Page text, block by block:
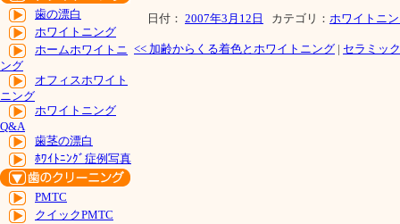
歯の漂白
ホワイトニング
ホームホワイトニ
ング
オフィスホワイト
ニング
ホワイトニング
Q&A
歯茎の漂白
ﾎﾜｲﾄﾆﾝｸﾞ症例写真
PMTC
クイックPMTC
日付： 2007年3月12日 カテゴリ： ホワイトニ
<< 加齢からくる着色とホワイトニング | セラミッ